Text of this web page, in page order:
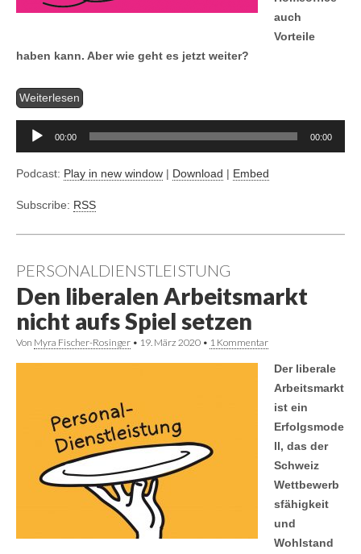
auch
Vorteile
haben kann. Aber wie geht es jetzt weiter?
Weiterlesen
00:00 00:00
Podcast: Play in new window | Download | Embed
Subscribe: RSS
PERSONALDIENSTLEISTUNG
Den liberalen Arbeitsmarkt
nicht aufs Spiel setzen
Von Myra Fischer-Rosinger • 19. März 2020 • 1 Kommentar
Der liberale
Arbeitsmarkt
ist ein
Erfolgsmode
ll, das der
Schweiz
Wettbewerb
sfähigkeit
und
Wohlstand